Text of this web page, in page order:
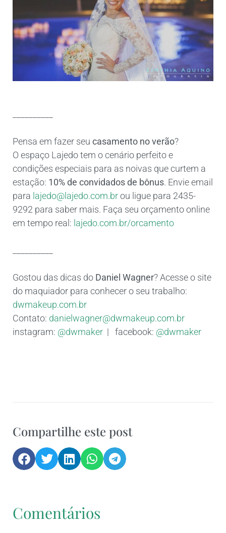
Pensa em fazer seu casamento no verão?
O espaço Lajedo tem o cenário perfeito e
condições especiais para as noivas que curtem a
estação: 10% de convidados de bônus. Envie email
para lajedo@lajedo.com.brou ligue para 2435-
9292 para saber mais. Faça seu orçamento online
em tempo real: lajedo.com.br/orcamento
Gostou das dicas do Daniel Wagner? Acesse o site
do maquiador para conhecer o seu trabalho:
dwmakeup.com.br
Contato: danielwagner@dwmakeup.com.br
instagram: @dwmaker | facebook: @dwmaker
Compartilhe este post
Comentários